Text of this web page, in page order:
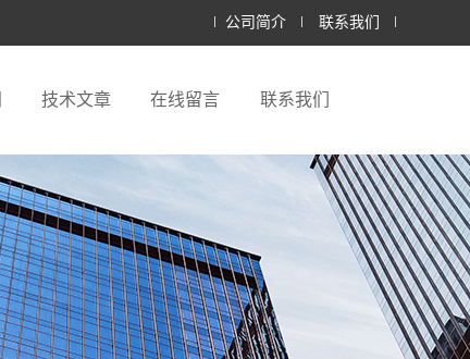
公司简介 联系我们
技术文章 在线留言 联系我们